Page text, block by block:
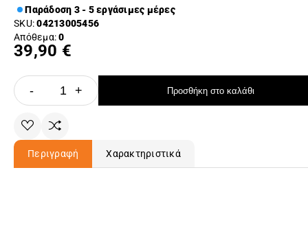
Παράδοση 3 - 5 εργάσιμες μέρες
SKU:04213005456
Απόθεμα:0
39,90 €
- + Προσθήκη στο καλάθι
Περιγραφή Χαρακτηριστικά